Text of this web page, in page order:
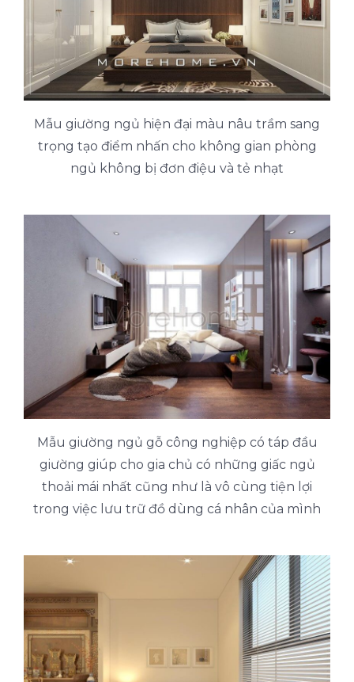
Mẫu giường ngủ hiện đại màu nâu trầm sang
trọng tạo điểm nhấn cho không gian phòng
ngủ không bị đơn điệu và tẻ nhạt
Mẫu giường ngủ gỗ công nghiệp có táp đầu
giường giúp cho gia chủ có những giấc ngủ
thoải mái nhất cũng như là vô cùng tiện lợi
trong việc lưu trữ đồ dùng cá nhân của mình